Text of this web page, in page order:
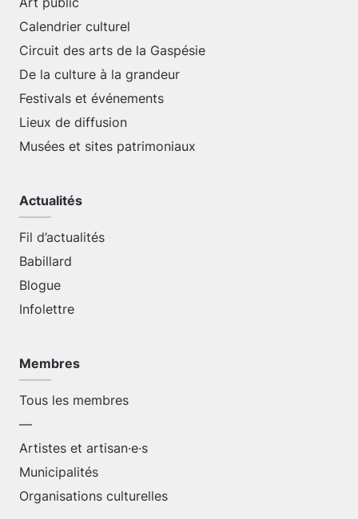
Calendrier culturel
Circuit des arts de la Gaspésie
De la culture à la grandeur
Festivals et événements
Lieux de diffusion
Musées et sites patrimoniaux
Actualités
Fil d’actualités
Babillard
Blogue
Infolettre
Membres
Tous les membres
—
Artistes et artisan·e·s
Municipalités
Organisations culturelles